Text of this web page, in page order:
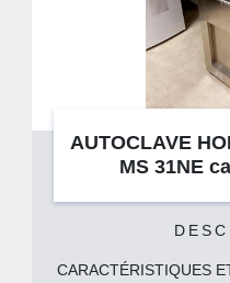
AUTOCLAVE
MS 31NE
CARACTÉRISTIQUES